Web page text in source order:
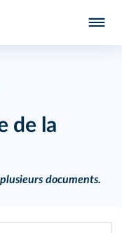
de la
documents.